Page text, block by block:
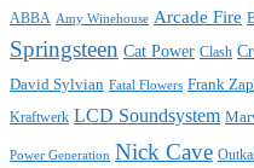
ABBA Amy Winehouse Arcade Fire
Springsteen Cat Power Clash
David Sylvian Fatal Flowers Frank
Kraftwerk LCD Soundsystem
Power Generation Nick Cave